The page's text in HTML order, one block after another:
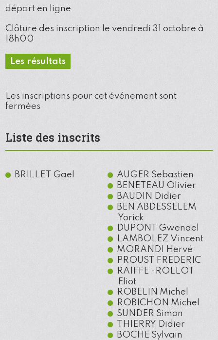
départ en ligne
Clôture des inscription le vendredi 31 octobre à
18h00
Les résultats
Les inscriptions pour cet événement sont
fermées
Liste des inscrits
BRILLET Gael AUGER Sebastien
BENETEAU Olivier
BAUDIN Didier
BEN ABDESSELEM
Yorick
DUPONT Gwenael
LAMBOLEZ Vincent
MORANDI
Hervé
PROUST FREDERIC
RAIFFE -ROLLOT
Eliot
ROBELIN Michel
ROBICHON Michel
SUNDER Simon
THIERRY Didier
BOCHE Sylvain